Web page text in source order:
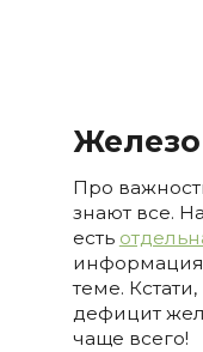
Железо
Про
знают все.
есть
теме. Кстати,
дефицит
чаще всего!